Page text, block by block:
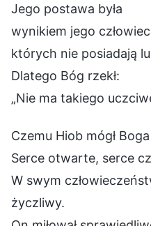
Jego postawa była
wynikiem jego
których nie posiadają
Dlatego Bóg rzekł:
„Nie ma takiego
Czemu Hiob mógł
Serce otwarte, serce
W swym
życzliwy.